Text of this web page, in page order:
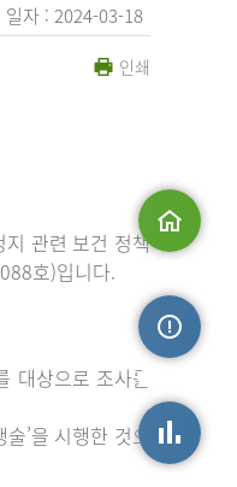
맵
일자 : 2024-03-18
인쇄
관련 보건 정책
호)입니다.
대상으로 조사를
’을 시행한 것으
손상정보